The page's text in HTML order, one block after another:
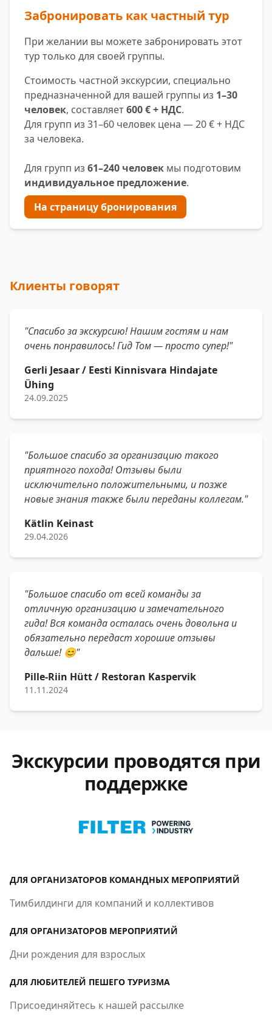
Клиенты говорят
"Спасибо за экскурсию! Нашим гостям и нам
очень понравилось! Гид Том — просто супер!"
Gerli Jesaar / Eesti Kinnisvara Hindajate
Ühing
24.09.2025
"Большое спасибо за организацию такого
приятного похода! Отзывы были
исключительно положительными, и позже
новые знания также были переданы коллегам."
Kätlin Keinast
29.04.2026
"Большое спасибо от всей команды за
отличную организацию и замечательного
гида! Вся команда осталась очень довольна и
обязательно передаст хорошие отзывы
дальше! 😊"
Pille-Riin Hütt / Restoran Kaspervik
11.11.2024
Забронировать как частный тур
При желании вы можете забронировать этот
тур только для своей группы.
Стоимость частной экскурсии, специально
предназначенной для вашей группы из 1–30
человек, составляет600 € + НДС.
Для групп из 31–60 человек цена — 20 € + НДС
за человека.
Для групп из 61–240 человек мы подготовим
индивидуальное предложение.
На страницу бронирования
Экскурсии проводятся при
поддержке
ДЛЯ ОРГАНИЗАТОРОВ КОМАНДНЫХ МЕРОПРИЯТИЙ
Тимбилдинги для компаний и коллективов
ДЛЯ ОРГАНИЗАТОРОВ МЕРОПРИЯТИЙ
Дни рождения для взрослых
ДЛЯ ЛЮБИТЕЛЕЙ ПЕШЕГО ТУРИЗМА
Присоединяйтесь к нашей рассылке